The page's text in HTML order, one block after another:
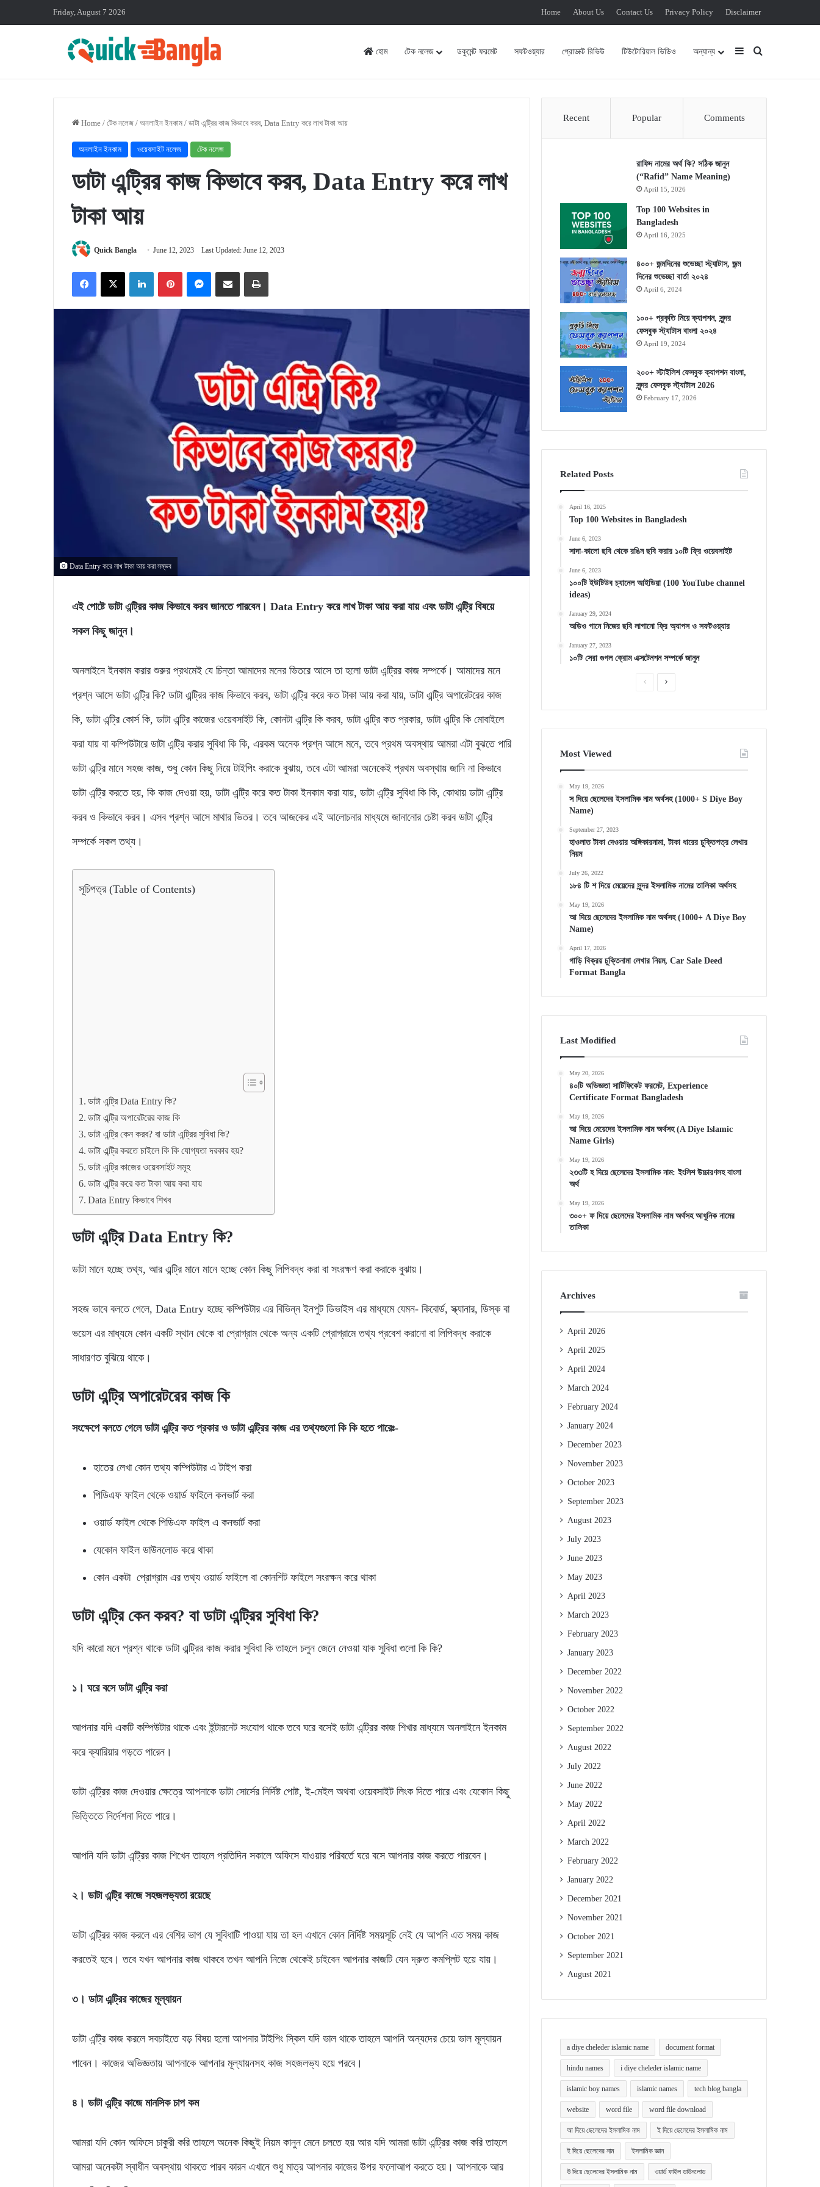
Friday, August 7 2026 Home About Us Contact Us Privacy Policy Disclaimer
হোম টেক নলেজ ডকুমেন্ট ফরমেট সফটওয়্যার প্রোডাক্ট রিভিউ টিউটোরিয়াল ভিডিও অন্যান্য Sidebar
Home / টেক নলেজ / অনলাইন ইনকাম / ডাটা এন্ট্রির কাজ কিভাবে করব, Data Entry করে লাখ টাকা আয়
অনলাইন ইনকাম ওয়েবসাইট নলেজ টেক নলেজ
ডাটা এন্ট্রির কাজ কিভাবে করব, Data Entry করে লাখ
টাকা আয়
Quick Bangla June 12, 2023 Last Updated: June 12, 2023
FacebookX LinkedInPinterestMessengerShare via Email Print
Data Entry করে লাখ টাকা আয় করা সম্ভব
এই পোষ্টে ডাটা এন্ট্রির কাজ কিভাবে করব জানতে পারবেন। Data Entry করে লাখ টাকা আয় করা যায় এবং ডাটা এন্ট্রি বিষয়ে
সকল কিছু জানুন।
অনলাইনে ইনকাম করার শুরুর প্রথমেই যে চিন্তা আমাদের মনের ভিতরে আসে তা হলো ডাটা এন্ট্রির কাজ সম্পর্কে। আমাদের মনে
প্রশ্ন আসে ডাটা এন্ট্রি কি? ডাটা এন্ট্রির কাজ কিভাবে করব, ডাটা এন্ট্রি করে কত টাকা আয় করা যায়, ডাটা এন্ট্রি অপারেটরের কাজ
কি, ডাটা এন্ট্রি কোর্স কি, ডাটা এন্ট্রি কাজের ওয়েবসাইট কি, কোনটা এন্ট্রি কি করব, ডাটা এন্ট্রি কত প্রকার, ডাটা এন্ট্রি কি মোবাইলে
করা যায় বা কম্পিউটারে ডাটা এন্ট্রি করার সুবিধা কি কি, এরকম অনেক প্রশ্ন আসে মনে, তবে প্রথম অবস্থায় আমরা এটা বুঝতে পারি
ডাটা এন্ট্রি মানে সহজ কাজ, শুধু কোন কিছু নিয়ে টাইপিং করাকে বুঝায়, তবে এটা আমরা অনেকেই প্রথম অবস্থায় জানি না কিভাবে
ডাটা এন্ট্রি করতে হয়, কি কাজ দেওয়া হয়, ডাটা এন্ট্রি করে কত টাকা ইনকাম করা যায়, ডাটা এন্ট্রি সুবিধা কি কি, কোথায় ডাটা এন্ট্রি
করব ও কিভাবে করব। এসব প্রশ্ন আসে মাথার ভিতর। তবে আজকের এই আলোচনার মাধ্যমে জানানোর চেষ্টা করব ডাটা এন্ট্রি
সম্পর্কে সকল তথ্য।
সূচিপত্র (Table of Contents)
ডাটা এন্ট্রি Data Entry কি?
ডাটা এন্ট্রি অপারেটরের কাজ কি
ডাটা এন্ট্রি কেন করব? বা ডাটা এন্ট্রির সুবিধা কি?
ডাটা এন্ট্রি করতে চাইলে কি কি যোগ্যতা দরকার হয়?
ডাটা এন্ট্রি কাজের ওয়েবসাইট সমূহ
ডাটা এন্ট্রি করে কত টাকা আয় করা যায়
Data Entry কিভাবে শিখব
ডাটা এন্ট্রি Data Entry কি?
ডাটা মানে হচ্ছে তথ্য, আর এন্ট্রি মানে মানে হচ্ছে কোন কিছু লিপিবদ্ধ করা বা সংরক্ষণ করা করাকে বুঝায়।
সহজ ভাবে বলতে গেলে, Data Entry হচ্ছে কম্পিউটার এর বিভিন্ন ইনপুট ডিভাইস এর মাধ্যমে যেমন- কিবোর্ড, স্ক্যানার, ডিস্ক বা
ভয়েস এর মাধ্যমে কোন একটি স্থান থেকে বা প্রোগ্রাম থেকে অন্য একটি প্রোগ্রামে তথ্য প্রবেশ করানো বা লিপিবদ্ধ করাকে
সাধারণত বুঝিয়ে থাকে।
ডাটা এন্ট্রি অপারেটরের কাজ কি
সংক্ষেপে বলতে গেলে ডাটা এন্ট্রি কত প্রকার ও ডাটা এন্ট্রির কাজ এর তথ্যগুলো কি কি হতে পারেঃ-
হাতের লেখা কোন তথ্য কম্পিউটার এ টাইপ করা
পিডিএফ ফাইল থেকে ওয়ার্ড ফাইলে কনভার্ট করা
ওয়ার্ড ফাইল থেকে পিডিএফ ফাইল এ কনভার্ট করা
যেকোন ফাইল ডাউনলোড করে থাকা
কোন একটা প্রোগ্রাম এর তথ্য ওয়ার্ড ফাইলে বা কোনশিট ফাইলে সংরক্ষন করে থাকা
ডাটা এন্ট্রি কেন করব? বা ডাটা এন্ট্রির সুবিধা কি?
যদি কারো মনে প্রশ্ন থাকে ডাটা এন্ট্রির কাজ করার সুবিধা কি তাহলে চলুন জেনে নেওয়া যাক সুবিধা গুলো কি কি?
১ । ঘরে বসে ডাটা এন্ট্রি করা
আপনার যদি একটি কম্পিউটার থাকে এবং ইন্টারনেট সংযোগ থাকে তবে ঘরে বসেই ডাটা এন্ট্রির কাজ শিখার মাধ্যমে অনলাইনে ইনকাম
করে ক্যারিয়ার গড়তে পারেন।
ডাটা এন্ট্রির কাজ দেওয়ার ক্ষেত্রে আপনাকে ডাটা সোর্সের নির্দিষ্ট পোষ্ট, ই-মেইল অথবা ওয়েবসাইট লিংক দিতে পারে এবং যেকোন কিছু
ভিত্তিতে নির্দেশনা দিতে পারে।
আপনি যদি ডাটা এন্ট্রির কাজ শিখেন তাহলে প্রতিদিন সকালে অফিসে যাওয়ার পরিবর্তে ঘরে বসে আপনার কাজ করতে পারবেন।
২ । ডাটা এন্ট্রি কাজে সহজলভ্যতা রয়েছে
ডাটা এন্ট্রির কাজ করলে এর বেশির ভাগ যে সুবিধাটি পাওয়া যায় তা হল এখানে কোন নির্দিষ্ট সময়সূচি নেই যে আপনি এত সময় কাজ
করতেই হবে। তবে যখন আপনার কাজ থাকবে তখন আপনি নিজে থেকেই চাইবেন আপনার কাজটি যেন দ্রুত কমপ্লিট হয়ে যায়।
৩ । ডাটা এন্ট্রির কাজের মূল্যায়ন
ডাটা এন্ট্রি কাজ করলে সবচাইতে বড় বিষয় হলো আপনার টাইপিং স্কিল যদি ভাল থাকে তাহলে আপনি অন্যদের চেয়ে ভাল মূল্যায়ন
পাবেন। কাজের অভিজ্ঞতায় আপনাকে আপনার মূল্যায়নসহ কাজ সহজলভ্য হয়ে পরবে।
৪ । ডাটা এন্ট্রি কাজে মানসিক চাপ কম
আমরা যদি কোন অফিসে চাকুরী করি তাহলে অনেক কিছুই নিয়ম কানুন মেনে চলতে হয় আর যদি আমরা ডাটা এন্ট্রির কাজ করি তাহলে
আমরা অনেকটা স্বাধীন অবস্থায় থাকতে পারব কারন এখানে শুধু মাত্র আপনার কাজের উপর ফলোআপ করতে হয়। আপনাকে আর
Recent Popular Comments
রাফিদ নামের অর্থ কি? সঠিক জানুন
(“Rafid” Name Meaning)
April 15, 2026
Top 100 Websites in
Bangladesh
April 16, 2025
৪০০+ জন্মদিনের শুভেচ্ছা স্ট্যাটাস, জন্ম
দিনের শুভেচ্ছা বার্তা ২০২৪
April 6, 2024
১০০+ প্রকৃতি নিয়ে ক্যাপশন, সুন্দর
ফেসবুক স্ট্যাটাস বাংলা ২০২৪
April 19, 2024
২০০+ স্টাইলিশ ফেসবুক ক্যাপশন বাংলা,
সুন্দর ফেসবুক স্ট্যাটাস 2026
February 17, 2026
Related Posts
April 16, 2025
Top 100 Websites in Bangladesh
June 6, 2023
সাদা-কালো ছবি থেকে রঙিন ছবি করার ১০টি ফ্রি ওয়েবসাইট
June 6, 2023
১০০টি ইউটিউব চ্যানেল আইডিয়া (100 YouTube channel
ideas)
January 29, 2024
অডিও গানে নিজের ছবি লাগানো ফ্রি অ্যাপস ও সফটওয়্যার
January 27, 2023
১০টি সেরা গুগল ক্রোম এক্সটেনশন সম্পর্কে জানুন
PreviousNext
Most Viewed
May 19, 2026
স দিয়ে ছেলেদের ইসলামিক নাম অর্থসহ (1000+ S Diye Boy
Name)
September 27, 2023
হাওলাত টাকা দেওয়ার অঙ্গিকারনামা, টাকা ধারের চুক্তিপত্র লেখার
নিয়ম
July 26, 2022
১৮৪ টি শ দিয়ে মেয়েদের সুন্দর ইসলামিক নামের তালিকা অর্থসহ
May 19, 2026
আ দিয়ে ছেলেদের ইসলামিক নাম অর্থসহ (1000+ A Diye Boy
Name)
April 17, 2026
গাড়ি বিক্রয় চুক্তিনামা লেখার নিয়ম, Car Sale Deed
Format Bangla
Last Modified
May 20, 2026
৪০টি অভিজ্ঞতা সার্টিফিকেট ফরমেট, Experience
Certificate Format Bangladesh
May 19, 2026
আ দিয়ে মেয়েদের ইসলামিক নাম অর্থসহ (A Diye Islamic
Name Girls)
May 19, 2026
২৩৩টি হ দিয়ে ছেলেদের ইসলামিক নাম: ইংলিশ উচ্চারণসহ বাংলা
অর্থ
May 19, 2026
৩০০+ ফ দিয়ে ছেলেদের ইসলামিক নাম অর্থসহ আধুনিক নামের
তালিকা
Archives
April 2026
April 2025
April 2024
March 2024
February 2024
January 2024
December 2023
November 2023
October 2023
September 2023
August 2023
July 2023
June 2023
May 2023
April 2023
March 2023
February 2023
January 2023
December 2022
November 2022
October 2022
September 2022
August 2022
July 2022
June 2022
May 2022
April 2022
March 2022
February 2022
January 2022
December 2021
November 2021
October 2021
September 2021
August 2021
a diye cheleder islamic name document format
hindu names i diye cheleder islamic name
islamic boy names islamic names tech blog bangla
website word file word file download
আ দিয়ে ছেলেদের ইসলামিক নাম ই দিয়ে ছেলেদের ইসলামিক নাম
ই দিয়ে ছেলেদের নাম ইসলামিক জ্ঞান
উ দিয়ে ছেলেদের ইসলামিক নাম ওয়ার্ড ফাইল ডাউনলোড